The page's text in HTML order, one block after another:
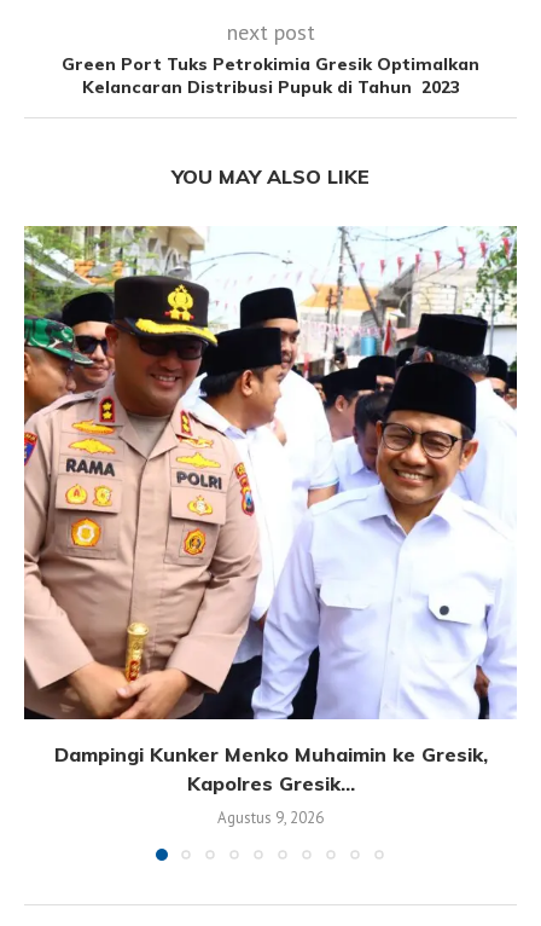
next post
Green Port Tuks Petrokimia Gresik Optimalkan
Kelancaran Distribusi Pupuk di Tahun 2023
YOU MAY ALSO LIKE
Dampingi Kunker Menko Muhaimin ke Gresik,
Kapolres Gresik...
Agustus 9, 2026